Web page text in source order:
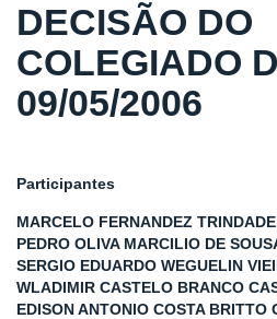
DECISÃO DO
COLEGIADO
09/05/2006
Participantes
MARCELO FERNANDEZ
PEDRO OLIVA MARCILIO DE
SERGIO EDUARDO WEGUELIN
WLADIMIR CASTELO BRANCO
EDISON ANTONIO COSTA BRITTO